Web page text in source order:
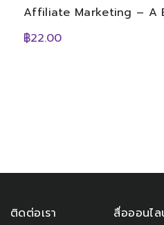
Affiliate Marketing – A
฿22.00
ติดต่อเรา สื่อออนไ